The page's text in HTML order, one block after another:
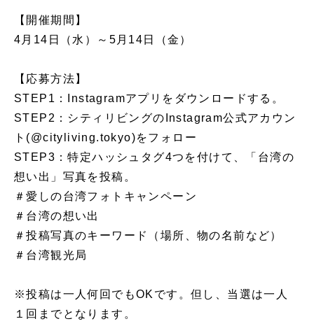
【開催期間】
4月14日（水）～5月14日（金）
【応募方法】
STEP1：Instagramアプリをダウンロードする。
STEP2：シティリビングのInstagram公式アカウン
ト(@cityliving.tokyo)をフォロー
STEP3：特定ハッシュタグ4つを付けて、「台湾の
想い出」写真を投稿。
＃愛しの台湾フォトキャンペーン
＃台湾の想い出
＃投稿写真のキーワード（場所、物の名前など）
＃台湾観光局
※投稿は一人何回でもOKです。但し、当選は一人
１回までとなります。